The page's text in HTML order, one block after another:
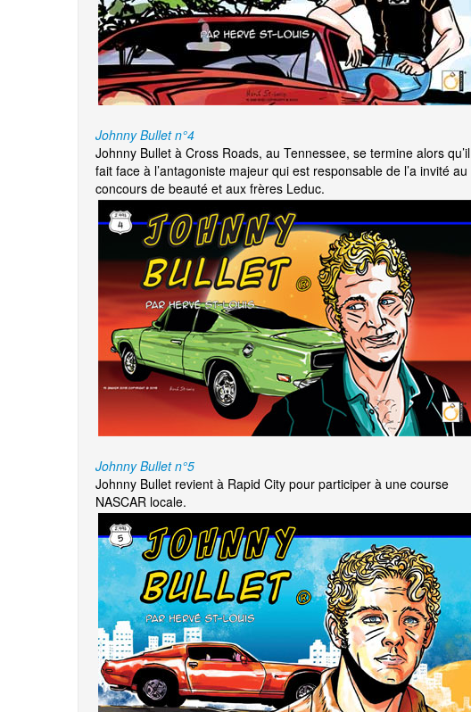
Johnny Bullet n°4
Johnny Bullet à Cross Roads, au Tennessee, se termine alors qu’il
fait face à l’antagoniste majeur qui est responsable de l’a invité au
concours de beauté et aux frères Leduc.
Johnny Bullet n°5
Johnny Bullet revient à Rapid City pour participer à une course
NASCAR locale.